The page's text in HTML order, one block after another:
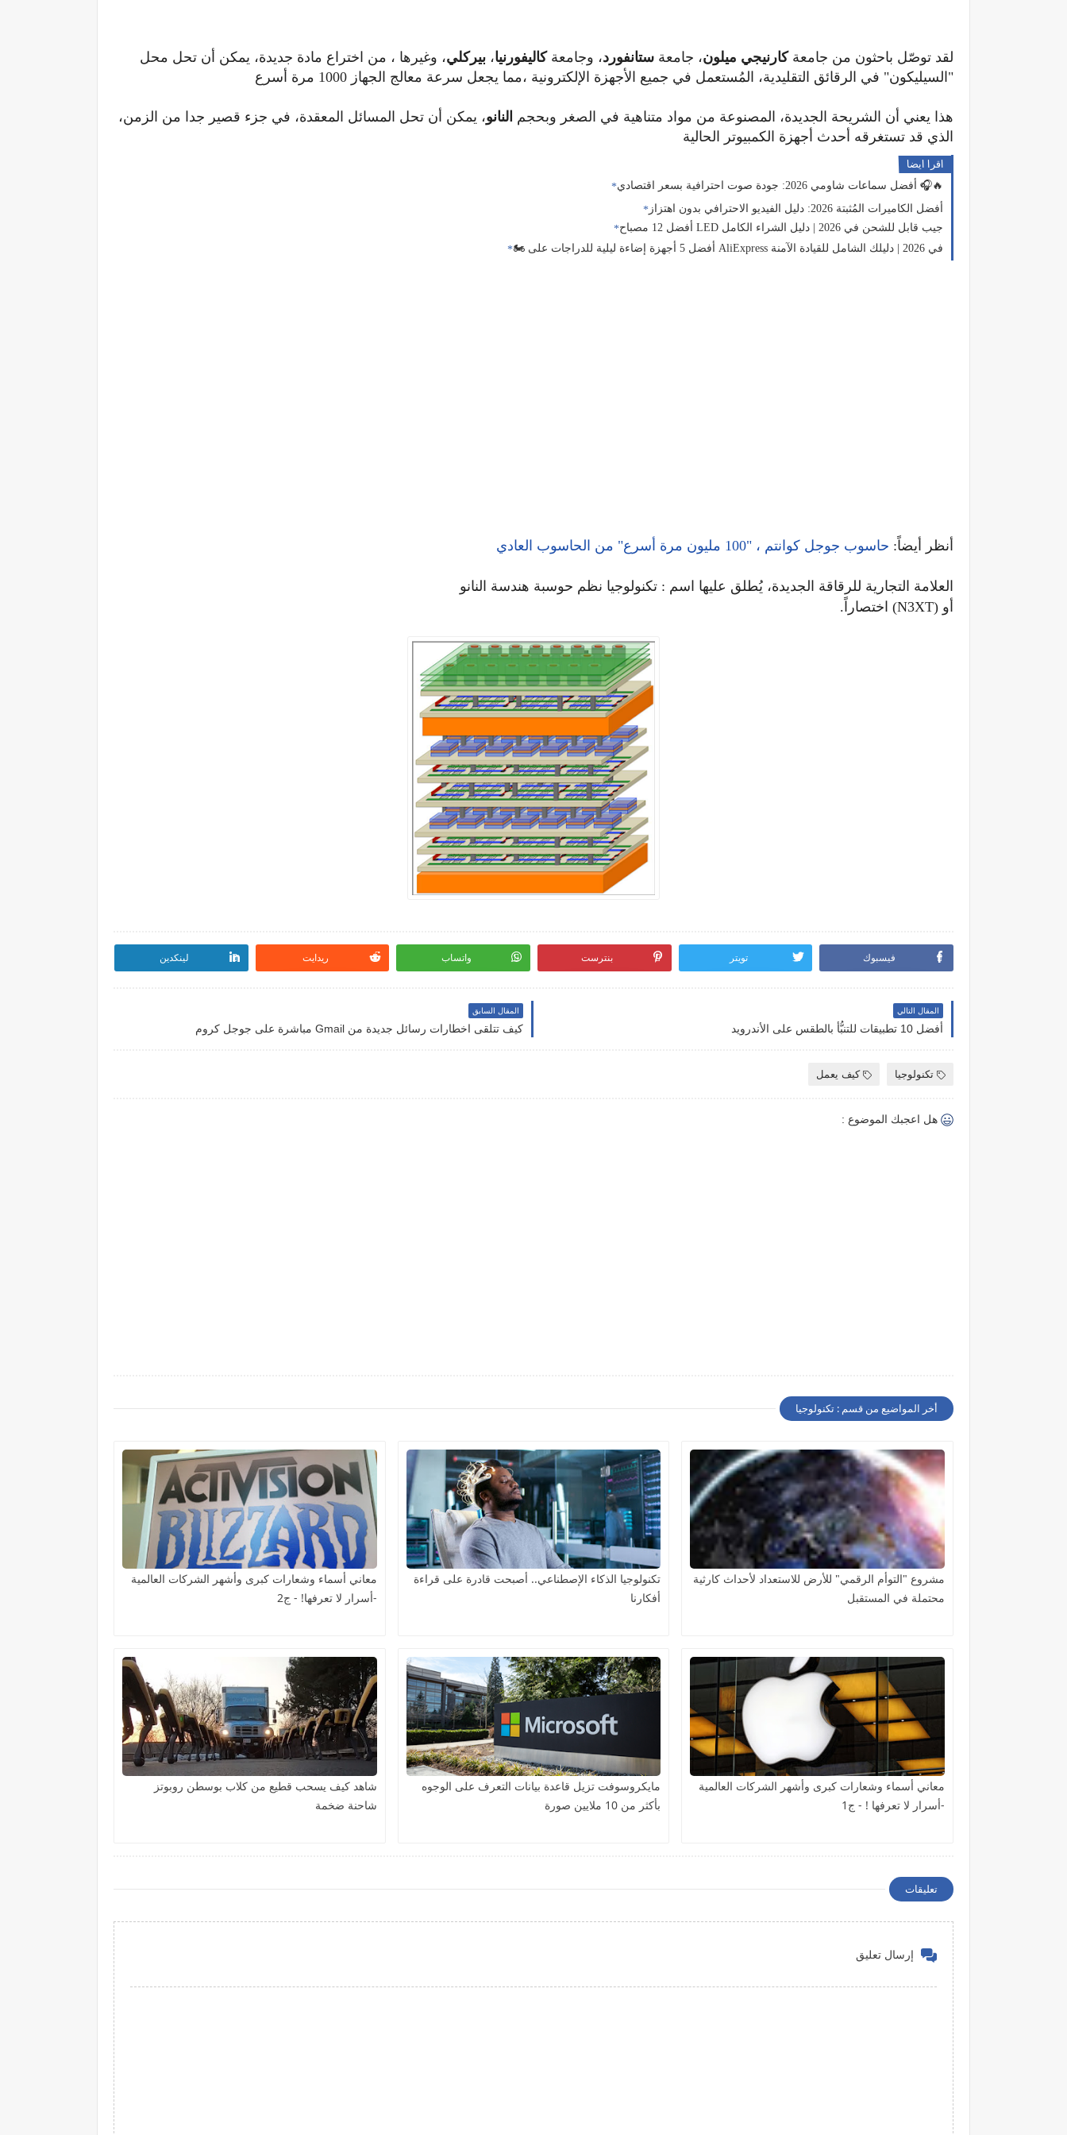
لقد توصّل باحثون من جامعةكارنيجي ميلون، جامعة ستانفورد، وجامعةكاليفورنيا، بيركلي، وغيرها ، من اختراع مادة جديدة، يمكن أن تحل محل
"السيليكون" في الرقائق التقليدية، المُستعمل في جميع الأجهزة الإلكترونية ،مما يجعل سرعة معالج الجهاز 1000 مرة أسرع
هذا يعني أن الشريحة الجديدة، المصنوعة من مواد متناهية في الصغر وبحجم النانو، يمكن أن تحل المسائل المعقدة، في جزء قصير جدا من الزمن،
الذي قد تستغرقه أحدث أجهزة الكمبيوتر الحالية
اقرا ايضا
أفضل سماعات شاومي 2026: جودة صوت احترافية بسعر اقتصادي 🎧🔥
أفضل الكاميرات المُثبتة 2026: دليل الفيديو الاحترافي بدون اهتزاز
أفضل 12 مصباح LED جيب قابل للشحن في 2026 | دليل الشراء الكامل
🏍️ أفضل 5 أجهزة إضاءة ليلية للدراجات على AliExpress في 2026 | دليلك الشامل للقيادة الآمنة
أنظر أيضاً: حاسوب جوجل كوانتم ، "100 مليون مرة أسرع" من الحاسوب العادي
العلامة التجارية للرقاقة الجديدة، يُطلق عليها اسم : تكنولوجيا نظم حوسبة هندسة النانو
(N3XT) أو
فيسبوك تويتر بنترست واتساب ريدايت لينكدين
المقال التالي
أفضل 10 تطبيقات للتنبُّأ بالطقس على الأندرويد
المقال السابق
كيف تتلقى اخطارات رسائل جديدة من Gmail مباشرة على جوجل كروم
تكنولوجيا كيف يعمل
هل اعجبك الموضوع :
أخر المواضيع من قسم : تكنولوجيا
مشروع "التوأم الرقمي" للأرض للاستعداد لأحداث كارثية
محتملة في المستقبل
تكنولوجيا الذكاء الإصطناعي.. أصبحت قادرة على قراءة
أفكارنا
معاني أسماء وشعارات كبرى وأشهر الشركات العالمية
-أسرار لا تعرفها! - ج2
معاني أسماء وشعارات كبرى وأشهر الشركات العالمية
-أسرار لا تعرفها ! - ج1
مايكروسوفت تزيل قاعدة بيانات التعرف على الوجوه
بأكثر من 10 ملايين صورة
شاهد كيف يسحب قطيع من كلاب بوسطن روبوتز
شاحنة ضخمة
تعليقات
إرسال تعليق